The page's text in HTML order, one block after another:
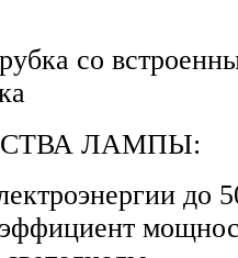
со
ЛАМПЫ:
до